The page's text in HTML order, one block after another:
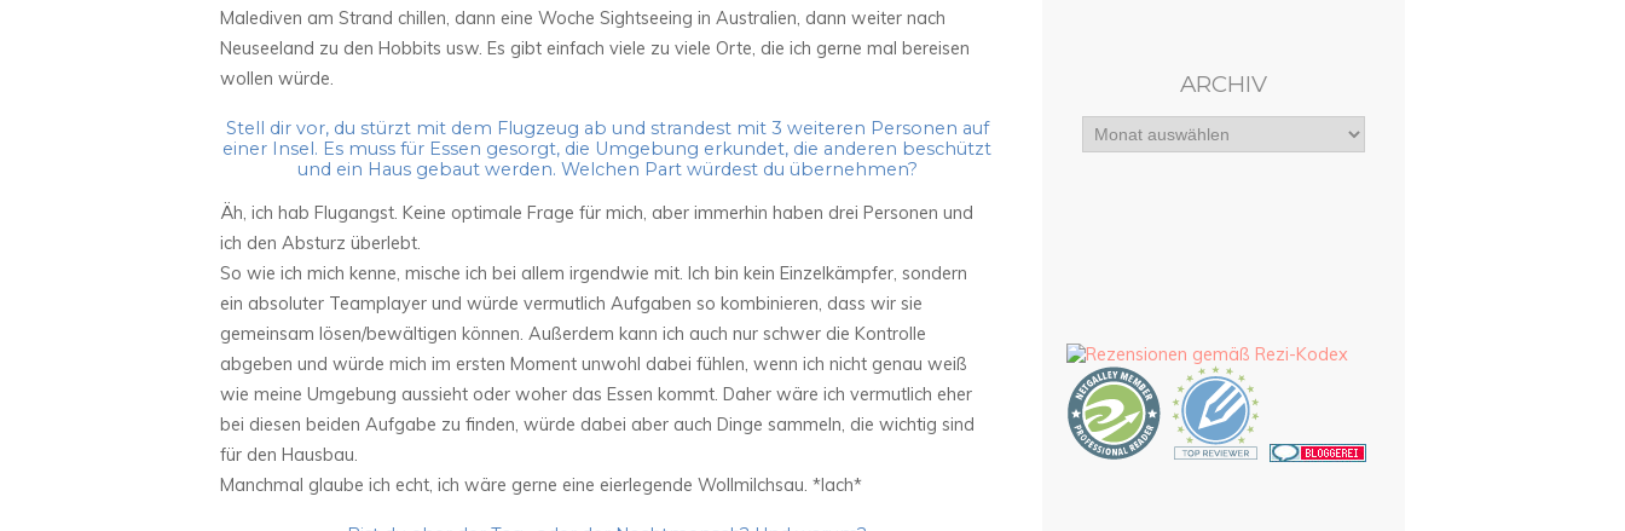
Malediven am Strand chillen, dann eine Woche Sightseeing in Australien, dann weiter nach
Neuseeland zu den Hobbits usw. Es gibt einfach viele zu viele Orte, die ich gerne mal bereisen
wollen würde.
Stell dir vor, du stürzt mit dem Flugzeug ab und strandest mit 3 weiteren Personen auf
einer Insel. Es muss für Essen gesorgt, die Umgebung erkundet, die anderen beschützt
und ein Haus gebaut werden. Welchen Part würdest du übernehmen?
Äh, ich hab Flugangst. Keine optimale Frage für mich, aber immerhin haben drei Personen und
ich den Absturz überlebt.
So wie ich mich kenne, mische ich bei allem irgendwie mit. Ich bin kein Einzelkämpfer, sondern
ein absoluter Teamplayer und würde vermutlich Aufgaben so kombinieren, dass wir sie
gemeinsam lösen/bewältigen können. Außerdem kann ich auch nur schwer die Kontrolle
abgeben und würde mich im ersten Moment unwohl dabei fühlen, wenn ich nicht genau weiß
wie meine Umgebung aussieht oder woher das Essen kommt. Daher wäre ich vermutlich eher
bei diesen beiden Aufgabe zu finden, würde dabei aber auch Dinge sammeln, die wichtig sind
für den Hausbau.
Manchmal glaube ich echt, ich wäre gerne eine eierlegende Wollmilchsau. *lach*
ARCHIV